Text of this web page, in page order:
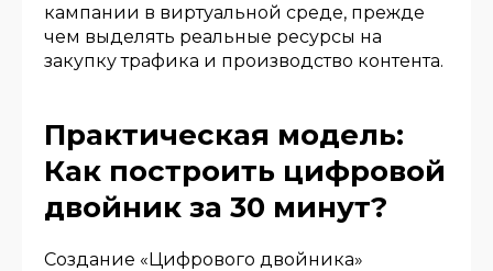
кампании в виртуальной среде, прежде
чем выделять реальные ресурсы на
закупку трафика и производство контента.
Практическая модель:
Как построить цифровой
двойник за 30 минут?
Создание «Цифрового двойника»